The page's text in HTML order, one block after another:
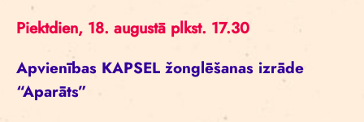
Piektdien, 18. augustā plkst. 17.30
Apvienības KAPSEL žonglēšanas izrāde
“Aparāts”